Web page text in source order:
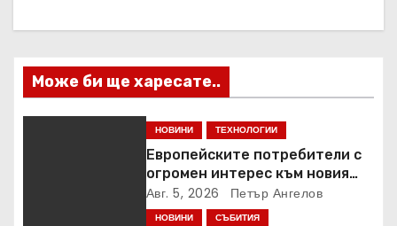
я
Може би ще харесате..
НОВИНИ ТЕХНОЛОГИИ
Европейските потребители с
огромен интерес към новия
Samsung Galaxy Z Fold8
Авг. 5, 2026 Петър Ангелов
НОВИНИ СЪБИТИЯ